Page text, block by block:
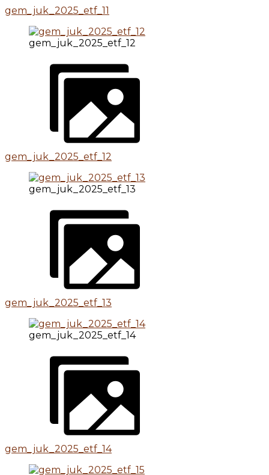
gem_juk_2025_etf_11
gem_juk_2025_etf_12
gem_juk_2025_etf_12
gem_juk_2025_etf_13
gem_juk_2025_etf_13
gem_juk_2025_etf_14
gem_juk_2025_etf_14